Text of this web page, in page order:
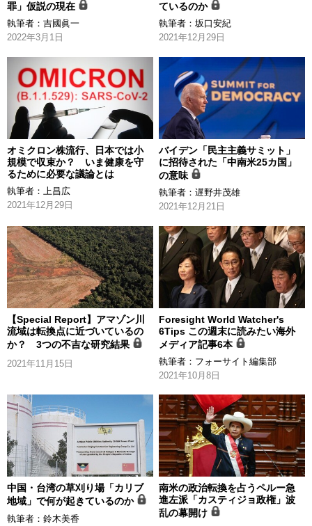
罪」仮説の現在
執筆者： 吉國眞一
2022年3月1日
ているのか
執筆者：坂口安紀
2021年12月29日
オミクロン株流行、日本では小
規模で収束か？ いま健康を守
るために必要な議論とは
執筆者： 上昌広
2021年12月29日
バイデン「民主主義サミット」
に招待された「中南米25カ国」
の意味
執筆者：遅野井茂雄
2021年12月21日
【Special Report】アマゾン川
流域は転換点に近づいているの
か？ 3つの不吉な研究結果
2021年11月15日
Foresight World Watcher's
6Tips この週末に読みたい海外
メディア記事6本
執筆者： フォーサイト編集部
2021年10月8日
中国・台湾の草刈り場「カリブ
地域」で何が起きているのか
執筆者： 鈴木美香
南米の政治転換を占うペルー急
進左派「カスティジョ政権」波
乱の幕開け